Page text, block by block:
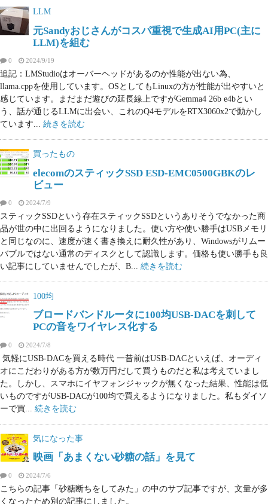
LLM
元Sandyおじさんがコスパ重視で生成AI用PC(主に
LLM)を組む
0 2024/9/19
追記：LMStudioはオーバーヘッドがあるのか性能が出ない為、
llama.cppを使用しています。OSとしてもLinuxの方が性能が出やすいと
感じています。まだまだ遊びの延長線上ですがGemma4 26b e4bとい
う、話が通じるLLMに出会い、これのQ4モデルをRTX3060x2で動かし
ています... 続きを読む
買ったもの
elecomのスティックSSD ESD-EMC0500GBKのレ
ビュー
0 2024/7/9
スティックSSDという存在スティックSSDというありそうでなかった商
品が世の中に出回るようになりました。使い方や使い勝手はUSBメモリ
と同じなのに、速度が速く書き換えに耐久性があり、Windowsがリムー
バブルではない通常のディスクとして認識します。価格も使い勝手も良
い記事にしていませんでしたが、B... 続きを読む
100均
ブロードバンドルータに100均USB-DACを刺して
PCの音をワイヤレス化する
0 2024/7/8
気軽にUSB-DACを買える時代 一昔前はUSB-DACといえば、オーディ
オにこだわりがある方が数万円だして買うものだと私は考えていまし
た。しかし、スマホにイヤフォンジャックが無くなった結果、性能は低
いものですがUSB-DACが100均で買えるようになりました。私もダイソ
ーで買... 続きを読む
気になった事
映画「あまくない砂糖の話」を見て
0 2024/7/6
こちらの記事「砂糖断ちをしてみた」の中のサブ記事ですが、文量が多
くなったため別の記事にしました。